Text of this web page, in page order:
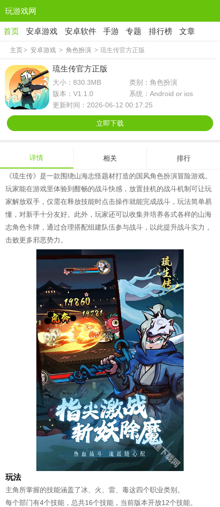
玩游戏网
首页 安卓游戏 安卓软件 手游 专题 排行榜 文章
主页> 安卓游戏 > 角色扮演 > 琉生传官方正版
琉生传官方正版
大小：830.3MB
类别：角色扮演
版本：V1.1.0
系统：Android or ios
更新时间：2026-06-12 00:17:25
立即下载
详情 相关 排行
《琉生传》是一款围绕山海志怪题材打造的国风角色扮演冒险游戏。
玩家能在游戏里体验到酣畅的战斗快感，放置挂机的战斗机制可让玩
家解放双手，仅需在释放技能时点击操作就能完成战斗，玩法简单易
懂，对新手十分友好。此外，玩家还可以收集并培养各式各样的山海
志角色卡牌，通过合理搭配组建队伍参与战斗，以此提升战斗实力，
击败更多邪恶势力。
玩法
主角所掌握的技能涵盖了冰、火、雷、毒这四个职业类别。
每个部门有4个技能，总共16个技能，当前版本开放12个技能。